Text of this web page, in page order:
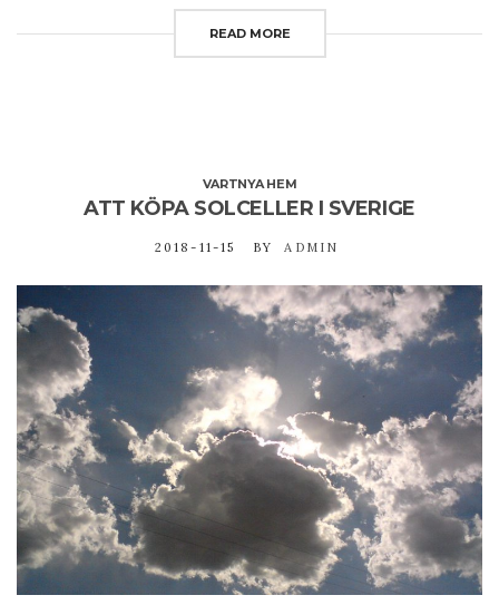
READ MORE
VARTNYA HEM
ATT KÖPA SOLCELLER I SVERIGE
2018-11-15 BY ADMIN